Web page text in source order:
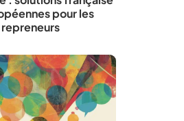
pour les
repreneurs